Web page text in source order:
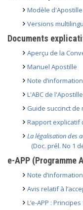
Modèle d'Apostille
Versions
Documents
Aperçu de la
Manuel Apostille
Note
L'ABC de l'Apostille
Guide succinct
Rapport explicatif
La légalisation des
(Doc. prél. No 1
e-APP
Note d’information
Avis relatif à
L’e-APP :